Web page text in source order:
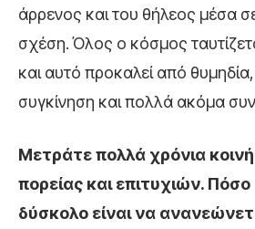
άρρενος και του θήλεος μέσα
σχέση. Όλος ο κόσμος
και αυτό προκαλεί από θυμηδία,
συγκίνηση και πολλά ακόμα
Μετράτε πολλά χρόνια
πορείας και επιτυχιών.
δύσκολο είναι να